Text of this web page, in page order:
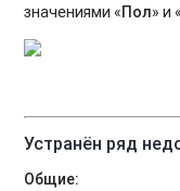
значениями «Пол» и «
Устранён ряд
Общие: